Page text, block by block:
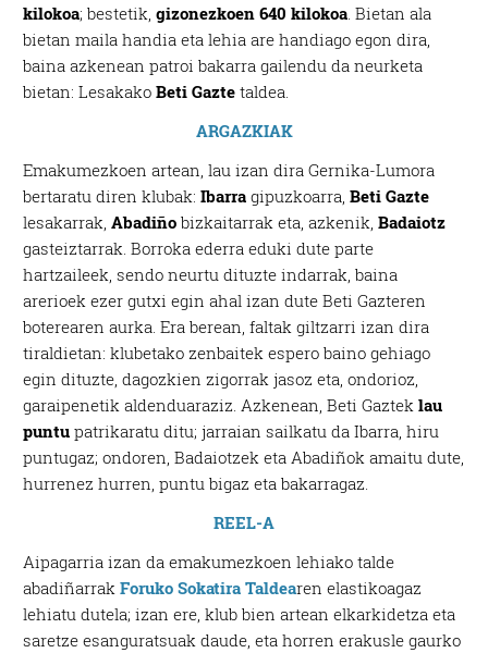
kilokoa; bestetik,gizonezkoen 640 kilokoa. Bietan ala
bietan maila handia eta lehia are handiago egon dira,
baina azkenean patroi bakarra gailendu da neurketa
bietan: LesakakoBeti Gazte taldea.
ARGAZKIAK
Emakumezkoen artean, lau izan dira Gernika-Lumora
bertaratu diren klubak:Ibarra gipuzkoarra,Beti Gazte
lesakarrak,Abadiño bizkaitarrak eta, azkenik,Badaiotz
gasteiztarrak. Borroka ederra eduki dute parte
hartzaileek, sendo neurtu dituzte indarrak, baina
arerioek ezer gutxi egin ahal izan dute Beti Gazteren
boterearen aurka. Era berean, faltak giltzarri izan dira
tiraldietan: klubetako zenbaitek espero baino gehiago
egin dituzte, dagozkien zigorrak jasoz eta, ondorioz,
garaipenetik aldenduaraziz. Azkenean, Beti Gazteklau
puntu patrikaratu ditu; jarraian sailkatu da Ibarra, hiru
puntugaz; ondoren, Badaiotzek eta Abadiñok amaitu dute,
hurrenez hurren, puntu bigaz eta bakarragaz.
REEL-A
Aipagarria izan da emakumezkoen lehiako talde
abadiñarrakForuko Sokatira Taldearen elastikoagaz
lehiatu dutela; izan ere, klub bien artean elkarkidetza eta
saretze esanguratsuak daude, eta horren erakusle gaurko